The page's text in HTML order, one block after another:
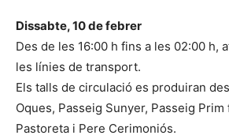
Dissabte, 10 de febrer
Des de les 16:00 h fins a les 02:00 h,
les línies de transport.
Els talls de circulació es produiran
Oques, Passeig Sunyer, Passeig Prim
Pastoreta i Pere Cerimoniós.